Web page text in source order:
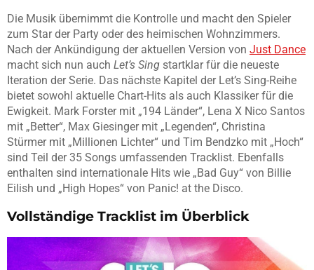
Die Musik übernimmt die Kontrolle und macht den Spieler
zum Star der Party oder des heimischen Wohnzimmers.
Nach der Ankündigung der aktuellen Version von Just Dance
macht sich nun auch Let’s Sing startklar für die neueste
Iteration der Serie. Das nächste Kapitel der Let’s Sing-Reihe
bietet sowohl aktuelle Chart-Hits als auch Klassiker für die
Ewigkeit. Mark Forster mit „194 Länder“, Lena X Nico Santos
mit „Better“, Max Giesinger mit „Legenden“, Christina
Stürmer mit „Millionen Lichter“ und Tim Bendzko mit „Hoch“
sind Teil der 35 Songs umfassenden Tracklist. Ebenfalls
enthalten sind internationale Hits wie „Bad Guy“ von Billie
Eilish und „High Hopes“ von Panic! at the Disco.
Vollständige Tracklist im Überblick